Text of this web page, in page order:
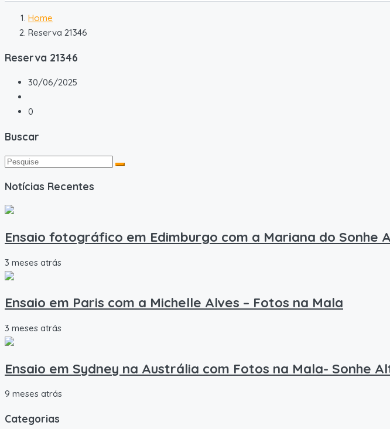
Home
Reserva 21346
Reserva 21346
30/06/2025
0
Buscar
Notícias Recentes
Ensaio fotográfico em Edimburgo com a Mariana do Sonhe
3 meses atrás
Ensaio em Paris com a Michelle Alves – Fotos na Mala
3 meses atrás
Ensaio em Sydney na Austrália com Fotos na Mala- Sonhe
9 meses atrás
Categorias